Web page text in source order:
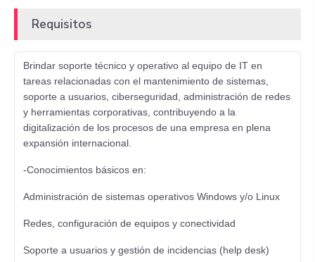
Requisitos
Brindar soporte técnico y operativo al equipo de IT en
tareas relacionadas con el mantenimiento de sistemas,
soporte a usuarios, ciberseguridad, administración de redes
y herramientas corporativas, contribuyendo a la
digitalización de los procesos de una empresa en plena
expansión internacional.
-Conocimientos básicos en:
Administración de sistemas operativos Windows y/o Linux
Redes, configuración de equipos y conectividad
Soporte a usuarios y gestión de incidencias (help desk)